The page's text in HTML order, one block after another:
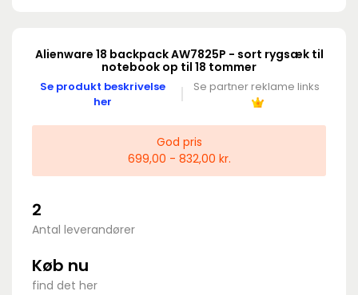
Alienware 18 backpack AW7825P - sort rygsæk til
notebook op til 18 tommer
Se produkt beskrivelse
her
Se partner reklame links
God pris
699,00 - 832,00 kr.
2
Antal leverandører
Køb nu
find det her